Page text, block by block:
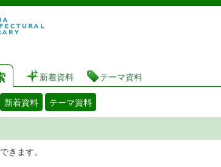
図書館 蔵書検索・予約システム
新着資料 テーマ資料
新着資料 テーマ資料
きます。